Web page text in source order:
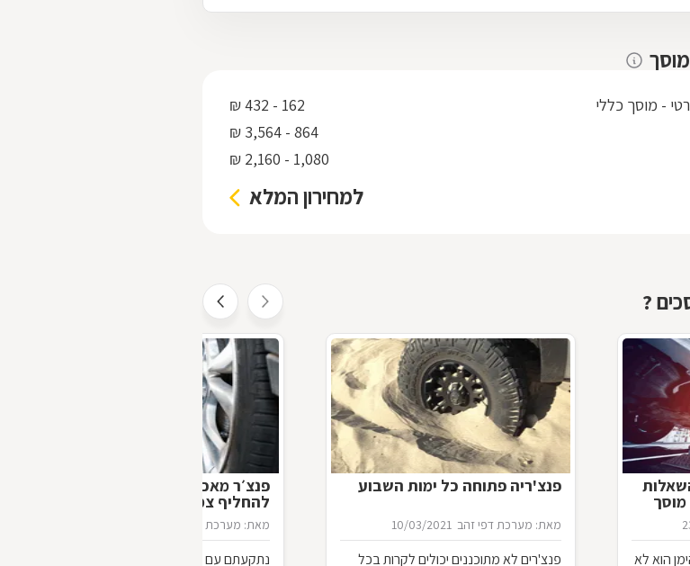
- מוסך כללי
162 - 432 ₪
864 - 3,564 ₪
1,080 - 2,160 ₪
למחירון המלא
?
הוא לא
פנצ'ריה פתוחה כל ימות השבוע
מאת: מערכת דפי זהב 10/03/2021
פנצ'רים לא מתוכננים יכולים לקרות בכל
פנצ׳ר מאכר – לכל מי שלא למד
להחליף צמיג
מאת: מערכת דפי זהב
נתקעתם עם פנצ'ר באמצע הדרך? הכי